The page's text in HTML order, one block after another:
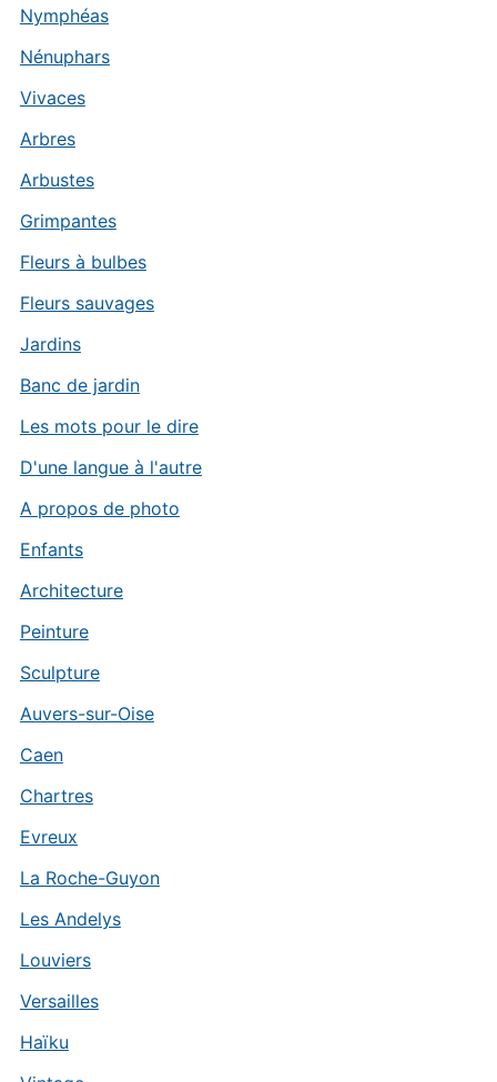
Nymphéas
Nénuphars
Vivaces
Arbres
Arbustes
Grimpantes
Fleurs à bulbes
Fleurs sauvages
Jardins
Banc de jardin
Les mots pour le dire
D'une langue à l'autre
A propos de photo
Enfants
Architecture
Peinture
Sculpture
Auvers-sur-Oise
Caen
Chartres
Evreux
La Roche-Guyon
Les Andelys
Louviers
Versailles
Haïku